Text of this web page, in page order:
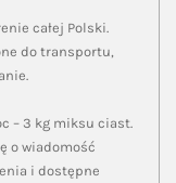
całej Polski.
do transportu,
– 3 kg miksu ciast.
o wiadomość
i dostępne